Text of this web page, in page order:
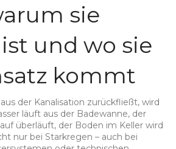
sie
und wo sie
kommt
der Kanalisation zurückfließt, wird
läuft aus der Badewanne, der
überläuft, der Boden im Keller wird
nur bei Starkregen – auch bei